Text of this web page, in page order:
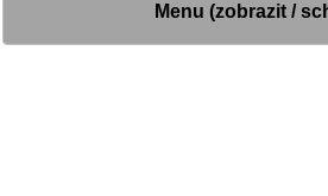
Menu (zobrazit /